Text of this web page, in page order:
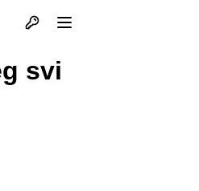
Otvori profil
svi